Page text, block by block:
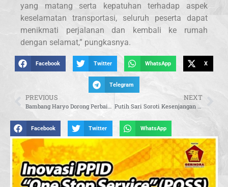
yang matang serta kepatuhan terhadap aspek
keselamatan transportasi, seluruh peserta dapat
menikmati perjalanan dan kembali ke rumah
dengan selamat,” pungkasnya.
Facebook Twitter WhatsApp X
Telegram
PREVIOUS NEXT
Putih Sari Soroti Kesenjangan Anggaran Imunisasi Nasional, Minta Kemenkes Siapkan Strategi Pendanaan
Facebook Twitter WhatsApp